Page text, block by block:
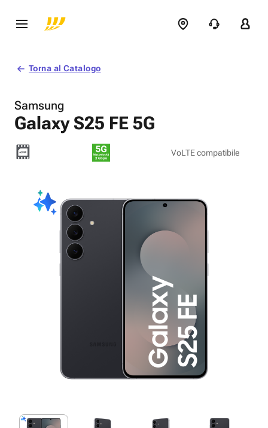
Torna al Catalogo
Samsung
Galaxy S25 FE 5G
VoLTE compatibile